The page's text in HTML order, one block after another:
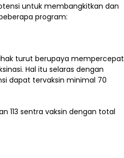
untuk membangkitkan dan
program:
turut berupaya mempercepat
Hal itu selaras dengan
dapat tervaksin minimal 70
113 sentra vaksin dengan total